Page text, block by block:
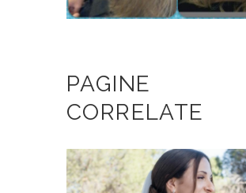
PAGINE
CORRELATE